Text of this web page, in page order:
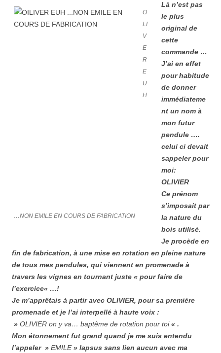
O
LI
V
E
R
E
U
H
…NON EMILE EN COURS DE FABRICATION
Là n’est pas
le plus
original de
cette
commande …
J’ai en effet
pour habitude
de donner
immédiateme
nt un nom à
mon futur
pendule ….
celui ci devait
sappeler pour
moi:
OLIVIER
Ce prénom
s’imposait par
la nature du
bois utilisé.
Je procède en
fin de fabrication, à une mise en rotation en pleine nature
de tous mes pendules, qui viennent en promenade à
travers les vignes en tournant juste « pour faire de
l’exercice« …!
Je m’apprêtais à partir avec OLIVIER, pour sa première
promenade et je l’ai interpellé à haute voix :
» OLIVIER on y va… baptême de rotation pour toi« .
Mon étonnement fut grand quand je me suis entendu
l’appeler » EMILE» lapsus sans lien aucun avec ma